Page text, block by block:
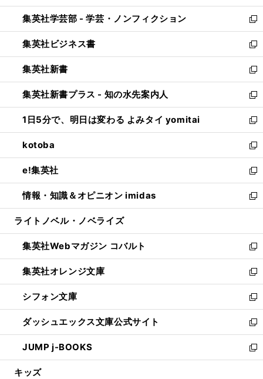
開
く
ウ
で
開
く
ン
ド
ウ
で
開
く
ウ
ィ
ン
ド
ウ
で
開
く
集英社学芸部 - 学芸・ノンフィクション
新
し
い
ウ
ィ
ン
ド
ウ
で
開
く
集英社ビジネス書
新
し
い
ウ
ィ
ン
ド
ウ
で
開
く
集英社新書
新
し
い
ウ
ィ
ン
ド
ウ
で
開
く
集英社新書プラス - 知の水先案内人
新
し
い
ウ
ィ
ン
ド
ウ
で
開
1日5分で、明日は変わる よみタイ yomitai
新
し
い
ウ
ィ
ン
ド
ウ
開
く
kotoba
新
し
い
ウ
ィ
ン
ウ
で
開
く
e!集英社
新
し
い
ウ
ン
ド
ウ
で
開
く
情報・知識＆オピニオン imidas
新
し
ウ
ィ
ン
ド
ウ
で
開
く
ライトノベル・ノベライズ
集英社Webマガジン コバルト
新
し
い
ウ
ィ
ン
ド
ウ
で
開
集英社オレンジ文庫
新
し
い
ウ
ィ
ン
ド
ウ
シフォン文庫
新
し
い
ウ
ィ
ン
ダッシュエックス文庫公式サイト
新
し
い
ウ
JUMP j-BOOKS
新
し
キッズ